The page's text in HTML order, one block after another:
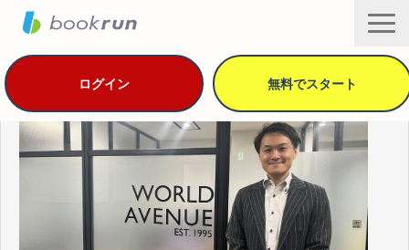
ログイン 無料でスタート
機能・セキュリティ
用途別の活用方法
導入事例
プラン・価格